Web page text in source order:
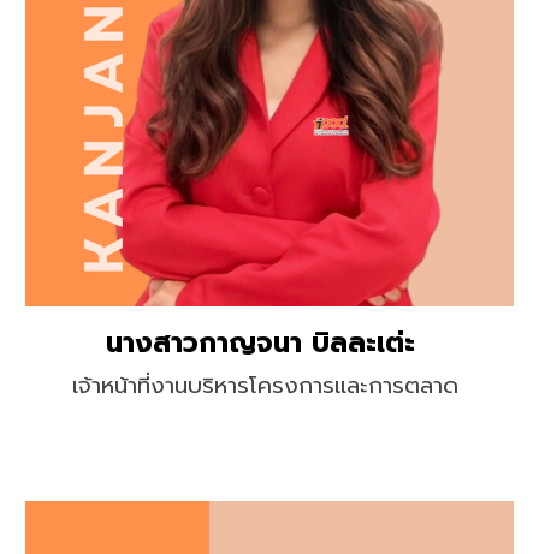
นางสาวกาญจนา บิลละเต่ะ
เจ้าหน้าที่งานบริหารโครงการและการตลาด